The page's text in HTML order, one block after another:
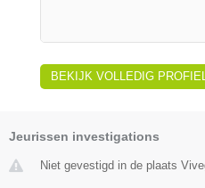
BEKIJK VOLLEDIG PROFIEL
Jeurissen investigations
Niet gevestigd in de plaats